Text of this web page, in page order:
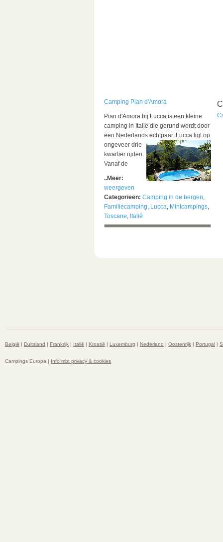
Camping Pian d'Amora
Pian d'Amora bij Lucca is een kleine
camping in Italië die gerund wordt door
een Nederlands echtpaar. Lucca ligt op
ongeveer drie
kwartier rijden.
Vanaf de
..Meer:
weergeven
Categorieën: Camping in de bergen,
Familiecamping, Lucca, Minicampings,
Toscane, Italië
België | Duitsland | Frankrijk | Italië | Kroatië | Luxemburg | Nederland | Oostenrijk | Portugal |
Campings Europa | Info mbt privacy & cookies